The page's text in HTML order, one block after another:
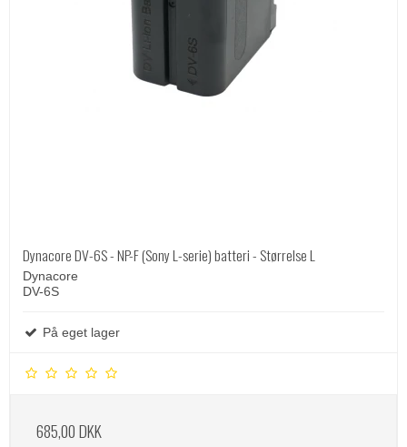
Dynacore DV-6S - NP-F (Sony L-serie) batteri - Størrelse L
Dynacore
DV-6S
På eget lager
685,00 DKK